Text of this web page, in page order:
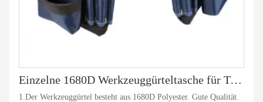
Einzelne 1680D Werkzeuggürteltasche für Tischler und Bauarbeiter
1.Der Werkzeuggürtel besteht aus 1680D Polyester. Gute Qualität.